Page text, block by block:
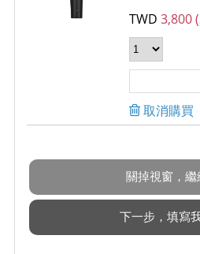
TWD3,800
取消購買